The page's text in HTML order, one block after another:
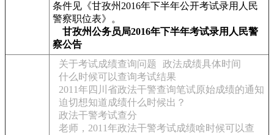
条件见《甘孜州2016年下半年公开考试录用人民
警察职位表》。
甘孜州公务员局2016年下半年考试录用人民警
察公告
关于考试成绩查询问题
政法成绩具体时间
什么时候可以查询考试结果
2011年四川省政法干警查询笔试原始成绩的通知
迫切想知道成绩什么时候出？
政法干警考试查分
老师，2011年政法干警考试成绩啥时候可以查